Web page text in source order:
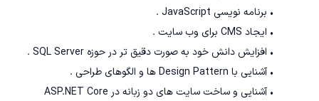
• آشنایی و ساخت سایت های دو زبانه در ASP.NET Core